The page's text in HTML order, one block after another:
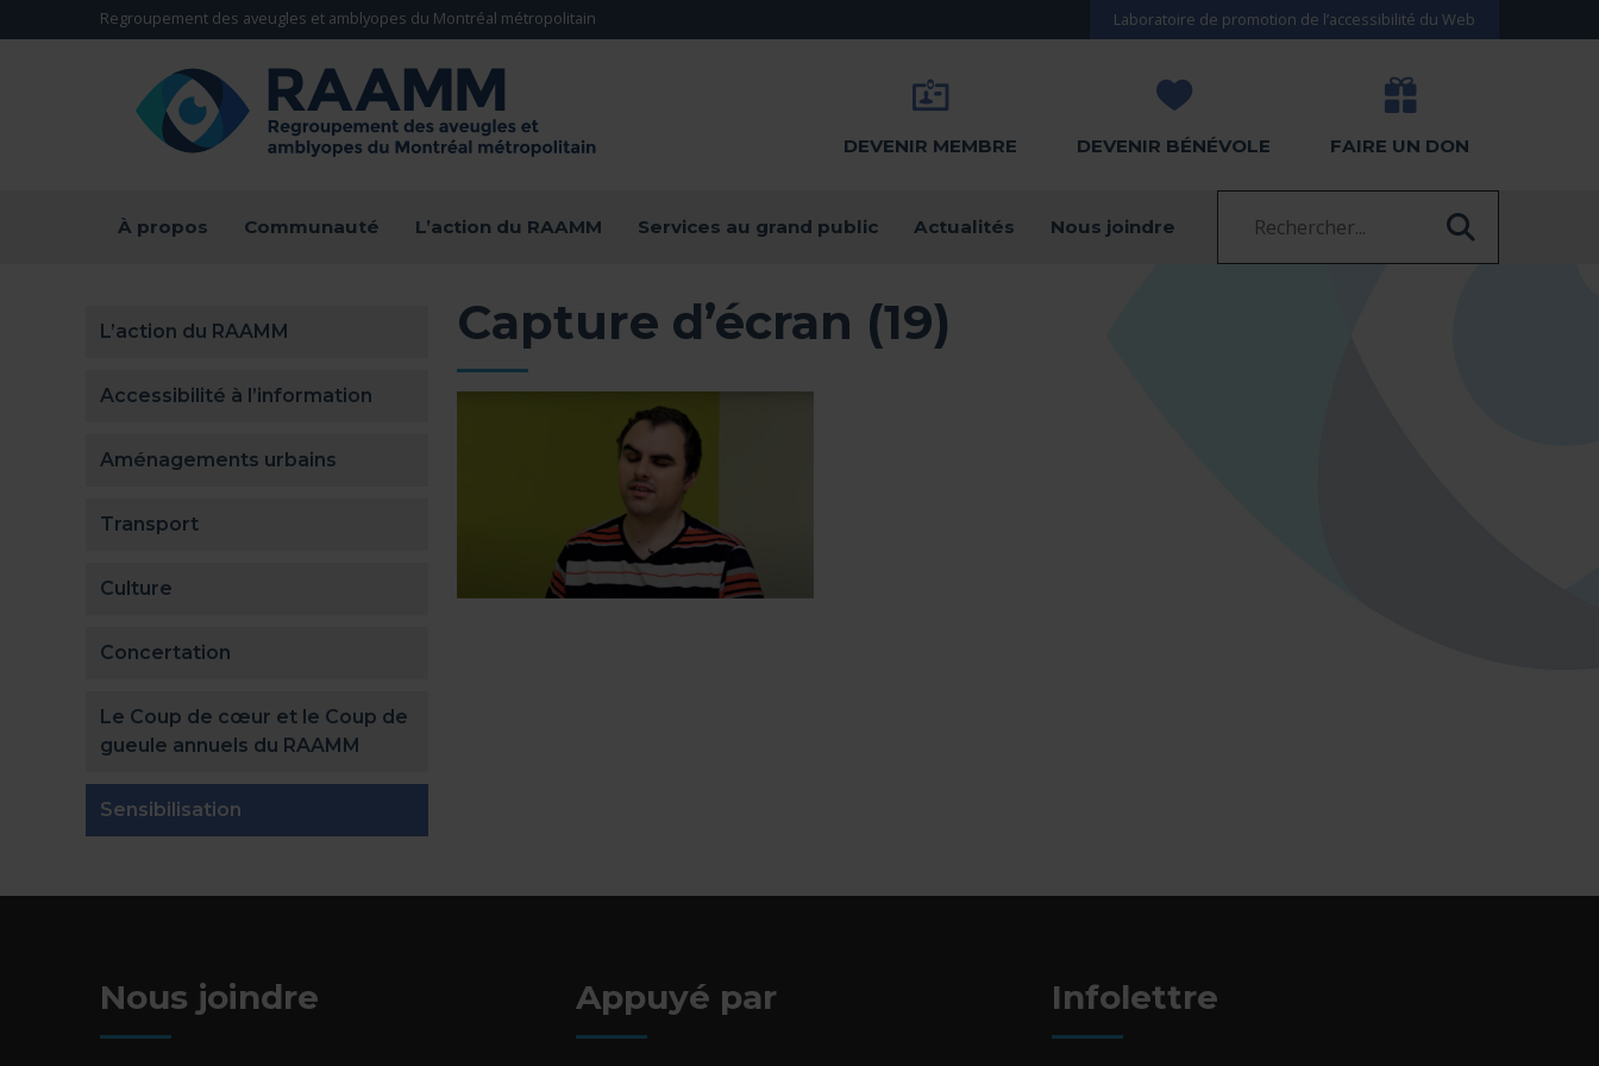
Aller directement au contenu
Regroupement des aveugles et amblyopes du Montréal métropolitain Laboratoire de promotion de l’accessibilité du Web
DEVENIR MEMBRE DEVENIR BÉNÉVOLE FAIRE UN DON
À propos Communauté L’action du RAAMM Services au grand public Actualités Nous joindre
L’action du RAAMM
Accessibilité à l’information
Aménagements urbains
Transport
Culture
Concertation
Le Coup de cœur et le Coup de
gueule annuels du RAAMM
Sensibilisation
Capture d’écran (19)
Nous joindre Appuyé par Infolettre